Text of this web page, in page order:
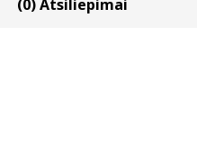
(0) Atsiliepimai